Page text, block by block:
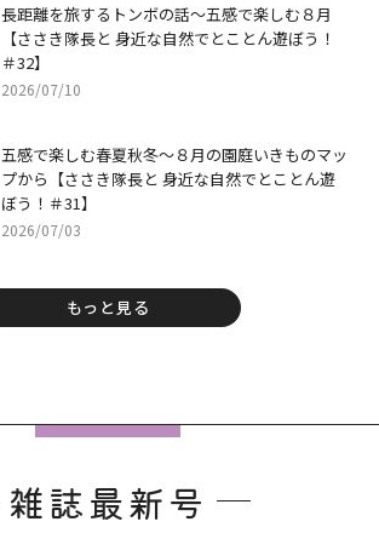
長距離を旅するトンボの話～五感で楽しむ８月
【ささき隊長と 身近な自然でとことん遊ぼう！
＃32】
2026/07/10
五感で楽しむ春夏秋冬～８月の園庭いきものマッ
プから【ささき隊長と 身近な自然でとことん遊
ぼう！＃31】
2026/07/03
もっと見る
雑誌最新号